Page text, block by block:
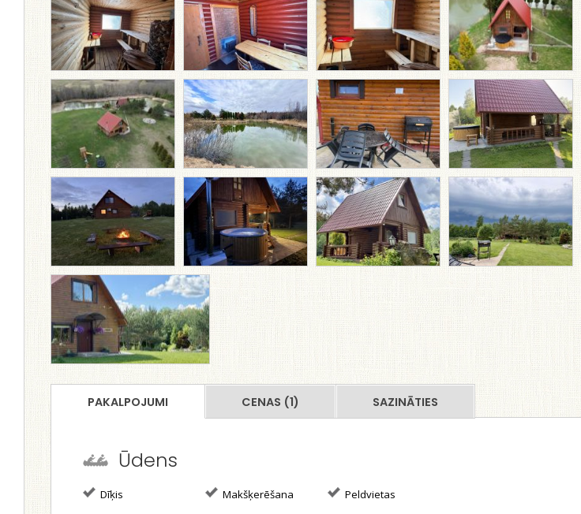
PAKALPOJUMI CENAS (1) SAZINĀTIES
Ūdens
Dīķis Makšķerēšana Peldvietas